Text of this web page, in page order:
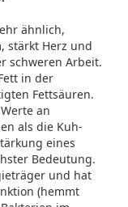
ähnlich,
stärkt Herz und
schweren Arbeit.
in der
Fettsäuren.
an
als die Kuh-
eines
Bedeutung.
und hat
(hemmt